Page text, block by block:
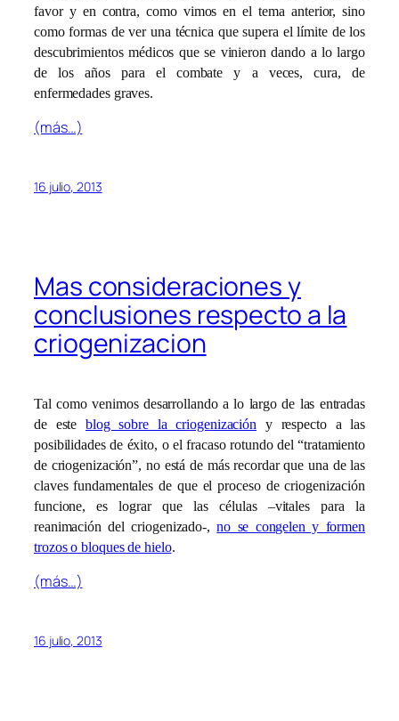
favor y en contra, como vimos en el tema anterior, sino
como formas de ver una técnica que supera el límite de los
descubrimientos médicos que se vinieron dando a lo largo
de los años para el combate y a veces, cura, de
enfermedades graves.
(más…)
16 julio, 2013
Mas consideraciones y
conclusiones respecto a la
criogenizacion
Tal como venimos desarrollando a lo largo de las entradas
de esteblog sobre la criogenización y respecto a las
posibilidades de éxito, o el fracaso rotundo del “tratamiento
de criogenización”, no está de más recordar que una de las
claves fundamentales de que el proceso de criogenización
funcione, es lograr que las células –vitales para la
reanimación del criogenizado-,no se congelen y formen
trozos o bloques de hielo.
(más…)
16 julio, 2013